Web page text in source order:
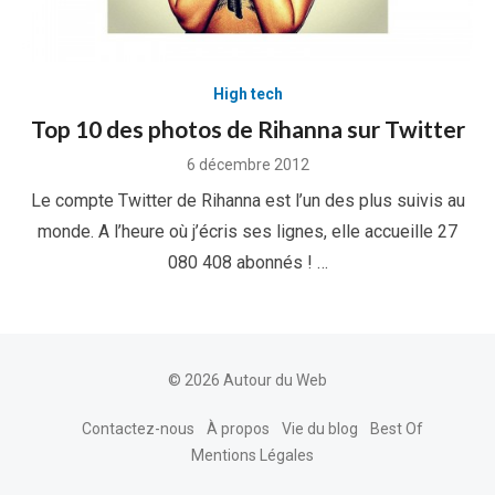
High tech
Top 10 des photos de Rihanna sur Twitter
Posted
6 décembre 2012
Le compte Twitter de Rihanna est l’un des plus suivis au
monde. A l’heure où j’écris ses lignes, elle accueille 27
080 408 abonnés ! …
© 2026 Autour du Web
Contactez-nous À propos Vie du blog
Best Of
Mentions Légales